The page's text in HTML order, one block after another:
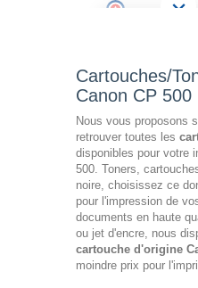
Cartouches/
Canon CP 500
Nous vous proposons
retrouver toutes les
disponibles pour votre
500. Toners,
noire, choisissez ce
pour l'impression de
documents en haute
ou jet d'encre, nous
cartouche d'origine
moindre prix pour